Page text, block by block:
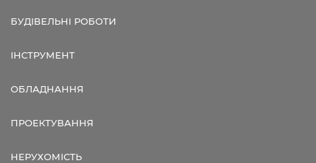
БУДІВЕЛЬНІ РОБОТИ
ІНСТРУМЕНТ
ОБЛАДНАННЯ
ПРОЕКТУВАННЯ
НЕРУХОМІСТЬ